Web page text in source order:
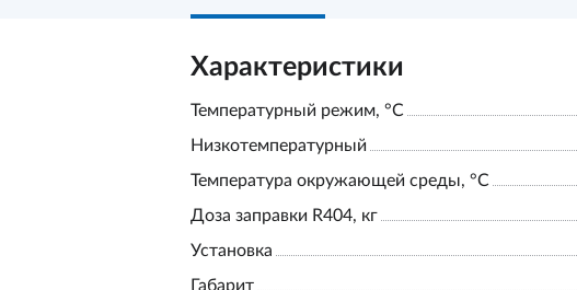
Характеристики
Температурный режим, °С
Низкотемпературный
Температура окружающей среды, °С
Доза заправки R404, кг
Установка
Габарит